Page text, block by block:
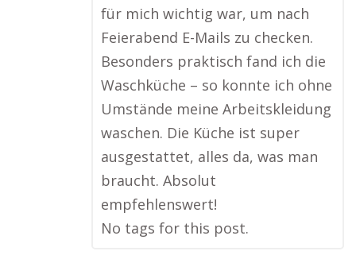
für mich wichtig war, um nach
Feierabend E-Mails zu checken.
Besonders praktisch fand ich die
Waschküche – so konnte ich ohne
Umstände meine Arbeitskleidung
waschen. Die Küche ist super
ausgestattet, alles da, was man
braucht. Absolut
empfehlenswert!
No tags for this post.